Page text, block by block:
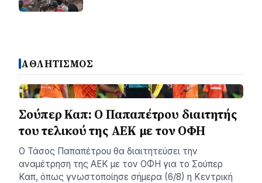
ΑΘΛΗΤΙΣΜΟΣ
Σούπερ Καπ: Ο Παπαπέτρου διαιτητής
του τελικού της ΑΕΚ με τον ΟΦΗ
Ο Τάσος Παπαπέτρου θα διαιτητεύσει την
αναμέτρηση της ΑΕΚ με τον ΟΦΗ για το Σούπερ
Καπ, όπως γνωστοποίησε σήμερα (6/8) η Κεντρική